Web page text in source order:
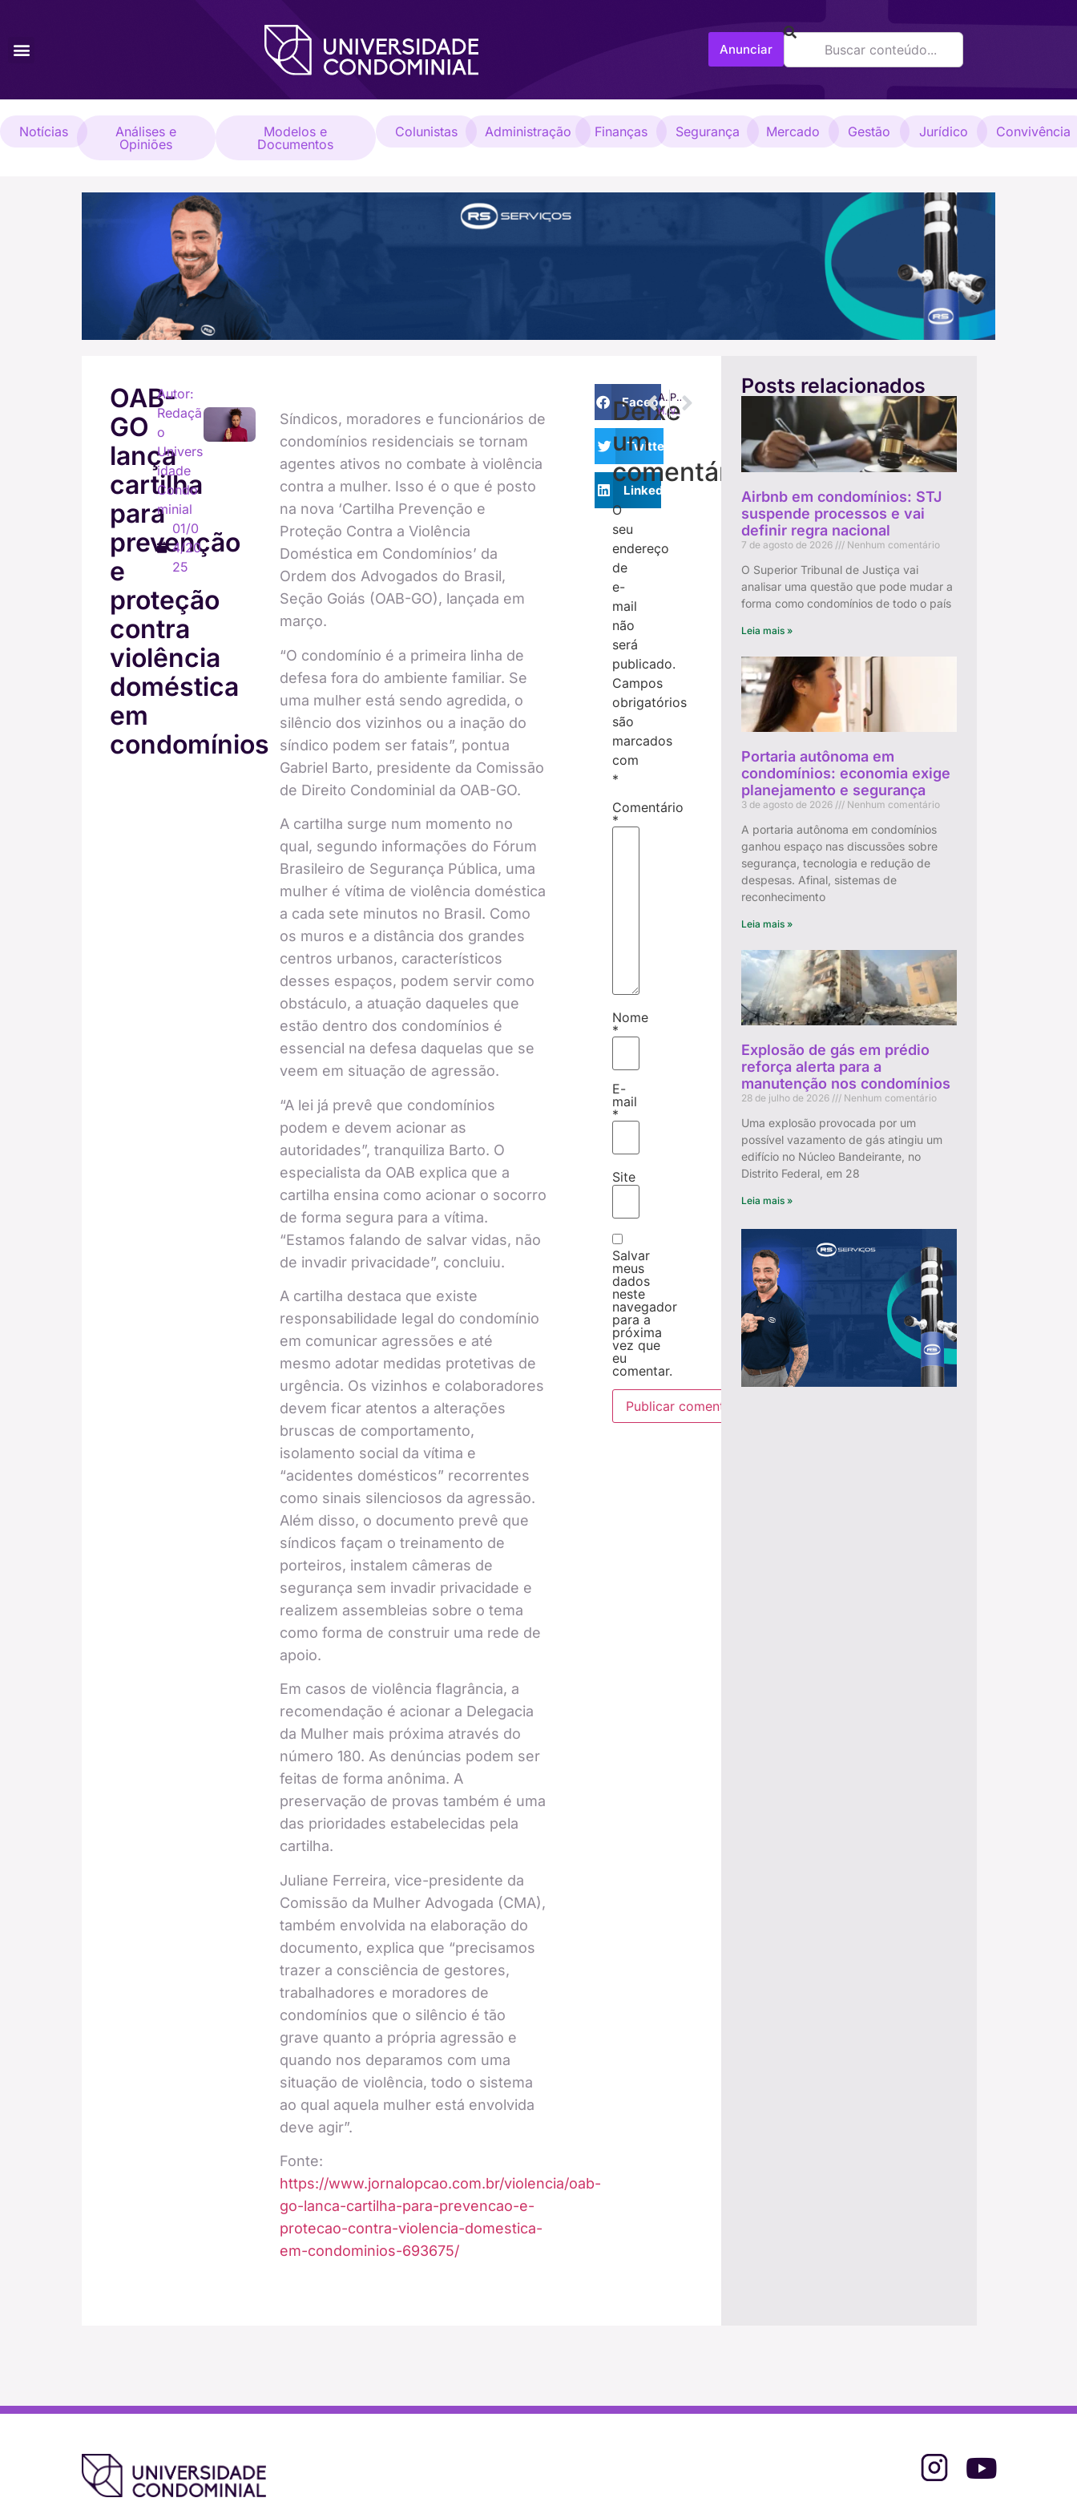
Anunciar
Notícias
Análises e
Opiniões
Modelos e
Documentos
Colunistas Administração Finanças Segurança Mercado Gestão Jurídico Convivência
OAB-
GO
lança
cartilha
para
prevenção
e
proteção
contra
violência
doméstica
em
condomínios
Autor:
Redaçã
o
Univers
idade
Condo
minial
01/0
4/20
25
Síndicos, moradores e funcionários de
condomínios residenciais se tornam
agentes ativos no combate à violência
contra a mulher. Isso é o que é posto
na nova ‘Cartilha Prevenção e
Proteção Contra a Violência
Doméstica em Condomínios’ da
Ordem dos Advogados do Brasil,
Seção Goiás (OAB-GO), lançada em
março.
“O condomínio é a primeira linha de
defesa fora do ambiente familiar. Se
uma mulher está sendo agredida, o
silêncio dos vizinhos ou a inação do
síndico podem ser fatais”, pontua
Gabriel Barto, presidente da Comissão
de Direito Condominial da OAB-GO.
A cartilha surge num momento no
qual, segundo informações do Fórum
Brasileiro de Segurança Pública, uma
mulher é vítima de violência doméstica
a cada sete minutos no Brasil. Como
os muros e a distância dos grandes
centros urbanos, característicos
desses espaços, podem servir como
obstáculo, a atuação daqueles que
estão dentro dos condomínios é
essencial na defesa daquelas que se
veem em situação de agressão.
“A lei já prevê que condomínios
podem e devem acionar as
autoridades”, tranquiliza Barto. O
especialista da OAB explica que a
cartilha ensina como acionar o socorro
de forma segura para a vítima.
“Estamos falando de salvar vidas, não
de invadir privacidade”, concluiu.
A cartilha destaca que existe
responsabilidade legal do condomínio
em comunicar agressões e até
mesmo adotar medidas protetivas de
urgência. Os vizinhos e colaboradores
devem ficar atentos a alterações
bruscas de comportamento,
isolamento social da vítima e
“acidentes domésticos” recorrentes
como sinais silenciosos da agressão.
Além disso, o documento prevê que
síndicos façam o treinamento de
porteiros, instalem câmeras de
segurança sem invadir privacidade e
realizem assembleias sobre o tema
como forma de construir uma rede de
apoio.
Em casos de violência flagrância, a
recomendação é acionar a Delegacia
da Mulher mais próxima através do
número 180. As denúncias podem ser
feitas de forma anônima. A
preservação de provas também é uma
das prioridades estabelecidas pela
cartilha.
Juliane Ferreira, vice-presidente da
Comissão da Mulher Advogada (CMA),
também envolvida na elaboração do
documento, explica que “precisamos
trazer a consciência de gestores,
trabalhadores e moradores de
condomínios que o silêncio é tão
grave quanto a própria agressão e
quando nos deparamos com uma
situação de violência, todo o sistema
ao qual aquela mulher está envolvida
deve agir”.
Fonte:
https://www.jornalopcao.com.br/violencia/oab-
go-lanca-cartilha-para-prevencao-e-
protecao-contra-violencia-domestica-
em-condominios-693675/
Facebook
Twitter
LinkedIn
Deixe
um
comentário
O
seu
endereço
de
e-
mail
não
será
publicado.
Campos
obrigatórios
são
marcados
com
*
Comentário
*
Nome
*
E-
mail
*
Site
Salvar
meus
dados
neste
navegador
para a
próxima
vez que
eu
comentar.
ANTERIOR
Homem é baleado após reclamar de barulho em condomínio de São Gonçalo
PRÓXIMO
Voto por escrito em assembleias condominiais: legalidade, eficiência e inclusão
Posts relacionados
Airbnb em condomínios: STJ
suspende processos e vai
definir regra nacional
7 de agosto de 2026 Nenhum comentário
O Superior Tribunal de Justiça vai
analisar uma questão que pode mudar a
forma como condomínios de todo o país
Leia mais »
Portaria autônoma em
condomínios: economia exige
planejamento e segurança
3 de agosto de 2026 Nenhum comentário
A portaria autônoma em condomínios
ganhou espaço nas discussões sobre
segurança, tecnologia e redução de
despesas. Afinal, sistemas de
reconhecimento
Leia mais »
Explosão de gás em prédio
reforça alerta para a
manutenção nos condomínios
28 de julho de 2026 Nenhum comentário
Uma explosão provocada por um
possível vazamento de gás atingiu um
edifício no Núcleo Bandeirante, no
Distrito Federal, em 28
Leia mais »